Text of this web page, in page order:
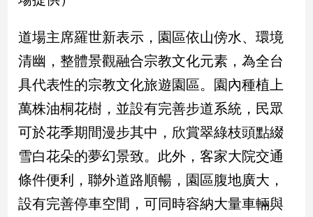
方
冠
病
毒
專
區
南
台
灣
觀
道場主席羅世新表示，園區依山傍水、環境
清幽，整體景觀融合宗教文化元素，為全台
具代表性的宗教文化旅遊園區。園內種植上
萬株油桐花樹，並設有完善步道系統，民眾
可於花季期間漫步其中，欣賞翠綠枝頭點綴
雪白花朵的夢幻景致。此外，客家大院交通
條件便利，聯外道路順暢，園區腹地廣大，
設有完善停車空間，可同時容納大量車輛與